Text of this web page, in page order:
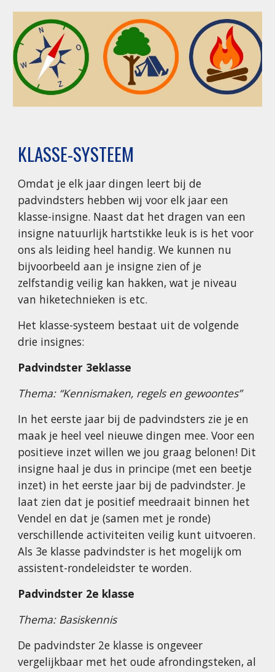
KLASSE-SYSTEEM
Omdat je elk jaar dingen leert bij de
padvindsters hebben wij voor elk jaar een
klasse-insigne. Naast dat het dragen van een
insigne natuurlijk hartstikke leuk is is het voor
ons als leiding heel handig. We kunnen nu
bijvoorbeeld aan je insigne zien of je
zelfstandig veilig kan hakken, wat je niveau
van hiketechnieken is etc.
Het klasse-systeem bestaat uit de volgende
drie insignes:
Padvindster 3eklasse
Thema: “Kennismaken, regels en gewoontes”
In het eerste jaar bij de padvindsters zie je en
maak je heel veel nieuwe dingen mee. Voor een
positieve inzet willen we jou graag belonen! Dit
insigne haal je dus in principe (met een beetje
inzet) in het eerste jaar bij de padvindster. Je
laat zien dat je positief meedraait binnen het
Vendel en dat je (samen met je ronde)
verschillende activiteiten veilig kunt uitvoeren.
Als 3e klasse padvindster is het mogelijk om
assistent-rondeleidster te worden.
Padvindster 2e klasse
Thema: Basiskennis
De padvindster 2e klasse is ongeveer
vergelijkbaar met het oude afrondingsteken, al